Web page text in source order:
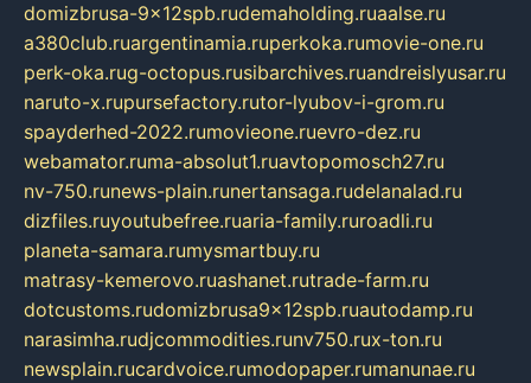
domizbrusa-9x12spb.rudemaholding.ruaalse.ru
a380club.ruargentinamia.ruperkoka.rumovie-one.ru
perk-oka.rug-octopus.rusibarchives.ruandreislyusar.ru
naruto-x.rupursefactory.rutor-lyubov-i-grom.ru
spayderhed-2022.rumovieone.ruevro-dez.ru
webamator.ruma-absolut1.ruavtopomosch27.ru
nv-750.runews-plain.runertansaga.rudelanalad.ru
dizfiles.ruyoutubefree.ruaria-family.ruroadli.ru
planeta-samara.rumysmartbuy.ru
matrasy-kemerovo.ruashanet.rutrade-farm.ru
dotcustoms.rudomizbrusa9x12spb.ruautodamp.ru
narasimha.rudjcommodities.runv750.rux-ton.ru
newsplain.rucardvoice.rumodopaper.rumanunae.ru